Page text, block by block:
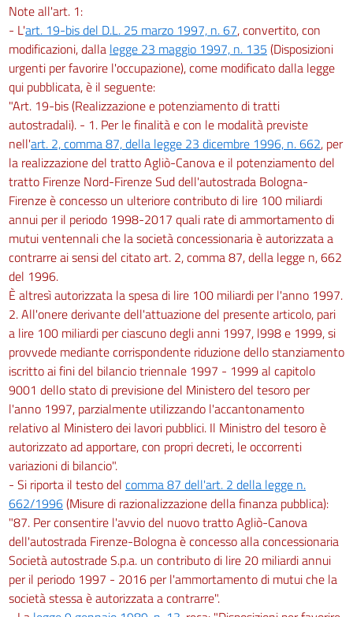
Note all'art. 1:
- L'art. 19-bis del D.L. 25 marzo 1997, n. 67, convertito, con
modificazioni, dalla legge 23 maggio 1997, n. 135 (Disposizioni
urgenti per favorire l'occupazione), come modificato dalla legge
qui pubblicata, è il seguente:
"Art. 19-bis (Realizzazione e potenziamento di tratti
autostradali). - 1. Per le finalità e con le modalità previste
nell'art. 2, comma 87, della legge 23 dicembre 1996, n. 662, per
la realizzazione del tratto Agliò-Canova e il potenziamento del
tratto Firenze Nord-Firenze Sud dell'autostrada Bologna-
Firenze è concesso un ulteriore contributo di lire 100 miliardi
annui per il periodo 1998-2017 quali rate di ammortamento di
mutui ventennali che la società concessionaria è autorizzata a
contrarre ai sensi del citato art. 2, comma 87, della legge n, 662
del 1996.
È altresì autorizzata la spesa di lire 100 miliardi per l'anno 1997.
2. All'onere derivante dell'attuazione del presente articolo, pari
a lire 100 miliardi per ciascuno degli anni 1997, l998 e 1999, si
provvede mediante corrispondente riduzione dello stanziamento
iscritto ai fini del bilancio triennale 1997 - 1999 al capitolo
9001 dello stato di previsione del Ministero del tesoro per
l'anno 1997, parzialmente utilizzando l'accantonamento
relativo al Ministero dei lavori pubblici. Il Ministro del tesoro è
autorizzato ad apportare, con propri decreti, le occorrenti
variazioni di bilancio".
- Si riporta il testo del comma 87 dell'art. 2 della legge n.
662/1996(Misure di razionalizzazione della finanza pubblica):
"87. Per consentire l'avvio del nuovo tratto Agliò-Canova
dell'autostrada Firenze-Bologna è concesso alla concessionaria
Società autostrade S.p.a. un contributo di lire 20 miliardi annui
per il periodo 1997 - 2016 per l'ammortamento di mutui che la
società stessa è autorizzata a contrarre".